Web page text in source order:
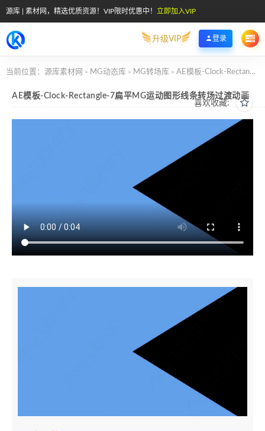
源库 | 素材网，精选优质资源！VIP限时优惠中！ 立即加入VIP
升级VIP 登录
当前位置： 源库素材网 > MG动态库 > MG转场库 > AE模板-Clock-Rectangle-7扁平MG运动图形线条转场过渡动画
喜欢收藏:
AE模板-Clock-Rectangle-7扁平MG运动图形线条转场过渡动画